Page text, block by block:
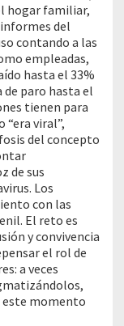
hogar familiar,
del
contando a las
empleadas,
hasta el 33%
de paro hasta el
tienen para
“era viral”,
del concepto
de sus
Los
con las
El reto es
y convivencia
el rol de
a veces
este momento